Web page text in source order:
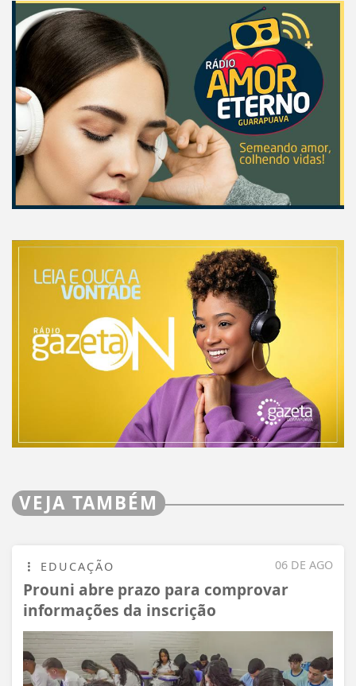
VEJA TAMBÉM
06 DE AGO
EDUCAÇÃO
Prouni abre prazo para comprovar
informações da inscrição